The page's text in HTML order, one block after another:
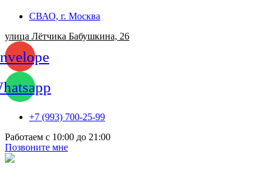
СВАО, г. Москва
улица Лётчика Бабушкина, 26
+7 (993) 700-25-99
Работаем c 10:00 до 21:00
Позвоните мне